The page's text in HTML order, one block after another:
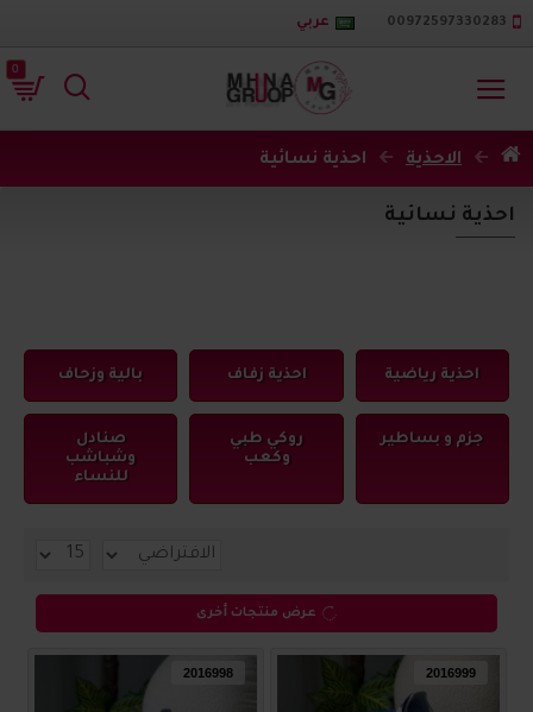
00972597330283 عربي
0
الاحذية احذية نسائية
احذية نسائية
احذية رياضية احذية زفاف بالية وزحاف
جزم و بساطير
روكي طبي
وكعب
صنادل
وشباشب
للنساء
عرض منتجات أخرى
2016999
2016998